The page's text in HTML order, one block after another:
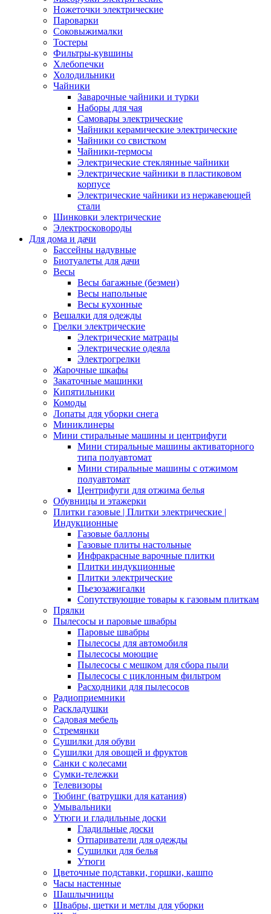
Ножеточки электрические
Пароварки
Соковыжималки
Тостеры
Фильтры-кувшины
Хлебопечки
Холодильники
Чайники
Заварочные чайники и турки
Наборы для чая
Самовары электрические
Чайники керамические электрические
Чайники со свистком
Чайники-термосы
Электрические стеклянные чайники
Электрические чайники в пластиковом
корпусе
Электрические чайники из нержавеющей
стали
Шинковки электрические
Электросковороды
Для дома и дачи
Бассейны надувные
Биотуалеты для дачи
Весы
Весы багажные (безмен)
Весы напольные
Весы кухонные
Вешалки для одежды
Грелки электрические
Электрические матрацы
Электрические одеяла
Электрогрелки
Жарочные шкафы
Закаточные машинки
Кипятильники
Комоды
Лопаты для уборки снега
Миниклинеры
Мини стиральные машины и центрифуги
Мини стиральные машины активаторного
типа полуавтомат
Мини стиральные машины с отжимом
полуавтомат
Центрифуги для отжима белья
Обувницы и этажерки
Плитки газовые | Плитки электрические |
Индукционные
Газовые баллоны
Газовые плиты настольные
Инфракрасные варочные плитки
Плитки индукционные
Плитки электрические
Пьезозажигалки
Сопутствующие товары к газовым плиткам
Прялки
Пылесосы и паровые швабры
Паровые швабры
Пылесосы для автомобиля
Пылесосы моющие
Пылесосы с мешком для сбора пыли
Пылесосы с циклонным фильтром
Расходники для пылесосов
Радиоприемники
Раскладушки
Садовая мебель
Стремянки
Сушилки для обуви
Сушилки для овощей и фруктов
Санки с колесами
Сумки-тележки
Телевизоры
Тюбинг (ватрушки для катания)
Умывальники
Утюги и гладильные доски
Гладильные доски
Отпариватели для одежды
Сушилки для белья
Утюги
Цветочные подставки, горшки, кашпо
Часы настенные
Шашлычницы
Швабры, щетки и метлы для уборки